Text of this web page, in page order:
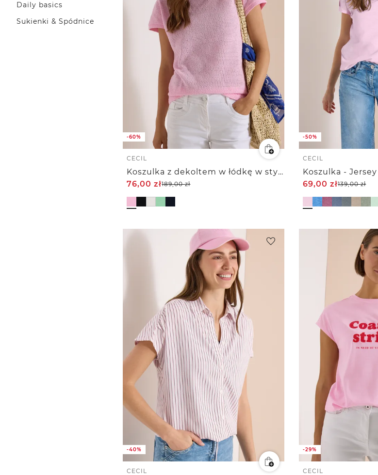
Daily basics
Sukienki & Spódnice
-60%
CECIL
Koszulka z dekoltem w łódkę w stylu ajour
76,00zł189,00zł
-50%
CECIL
69,00zł139,00zł
-40%
CECIL
-29%
CECIL